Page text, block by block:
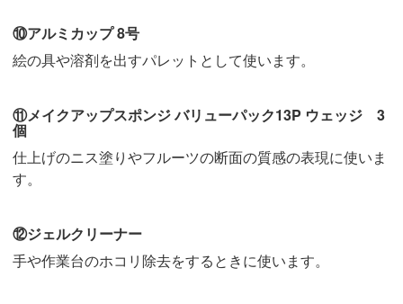
⑩アルミカップ 8号
絵の具や溶剤を出すパレットとして使います。
⑪メイクアップスポンジ バリューパック13P ウェッジ 3
個
仕上げのニス塗りやフルーツの断面の質感の表現に使いま
す。
⑫ジェルクリーナー
手や作業台のホコリ除去をするときに使います。